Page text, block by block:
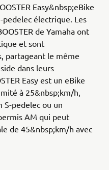
Easy&nbsp;eBike
pedelec électrique. Les
de Yamaha ont
et sont
partageant le même
dans leurs
Easy est un eBike
à 25&nbsp;km/h,
S-pedelec ou un
AM qui peut
de 45&nbsp;km/h avec